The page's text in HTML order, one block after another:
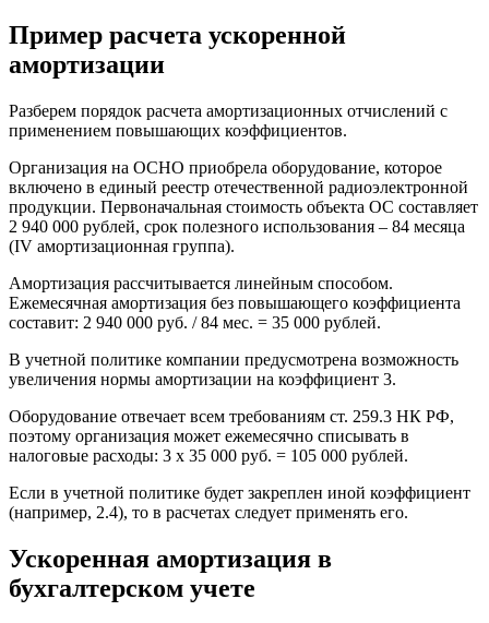
Пример расчета ускоренной
амортизации
Разберем порядок расчета амортизационных отчислений с
применением повышающих коэффициентов.
Организация на ОСНО приобрела оборудование, которое
включено в единый реестр отечественной радиоэлектронной
продукции. Первоначальная стоимость объекта ОС составляет
2 940 000 рублей, срок полезного использования – 84 месяца
(IV амортизационная группа).
Амортизация рассчитывается линейным способом.
Ежемесячная амортизация без повышающего коэффициента
составит: 2 940 000 руб. / 84 мес. = 35 000 рублей.
В учетной политике компании предусмотрена возможность
увеличения нормы амортизации на коэффициент 3.
Оборудование отвечает всем требованиям ст. 259.3 НК РФ,
поэтому организация может ежемесячно списывать в
налоговые расходы: 3 х 35 000 руб. = 105 000 рублей.
Если в учетной политике будет закреплен иной коэффициент
(например, 2.4), то в расчетах следует применять его.
Ускоренная амортизация в
бухгалтерском учете